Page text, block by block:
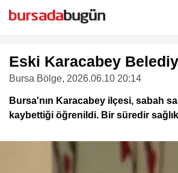
Eski Karacabey
Bursa Bölge, 2026.06.10 20:14
Bursa'nın Karacabey ilçesi, sabah
kaybettiği öğrenildi. Bir süredir